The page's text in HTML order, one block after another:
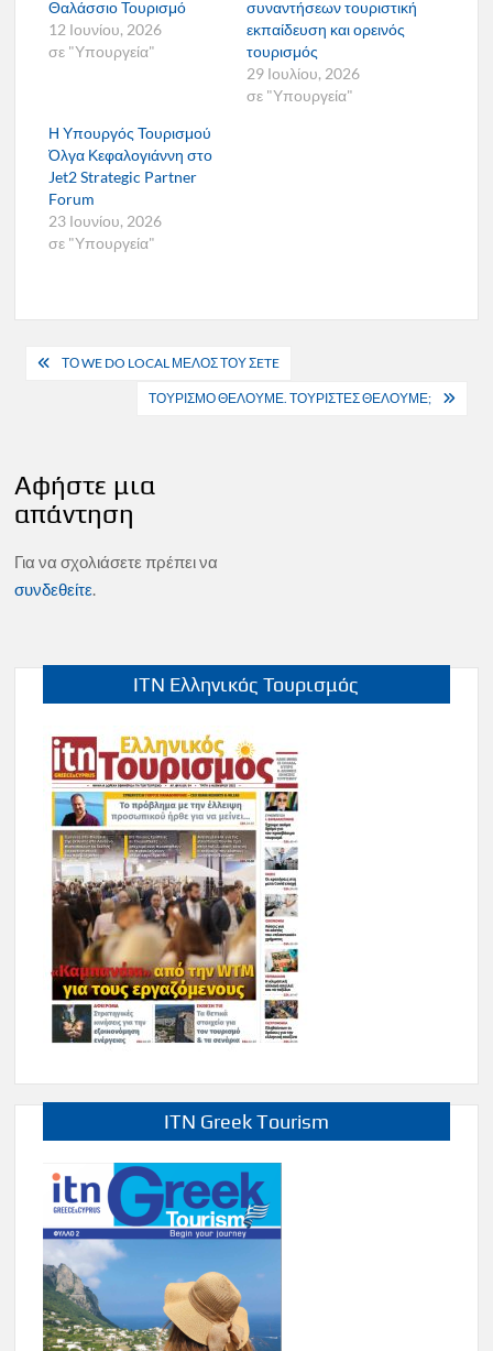
Θαλάσσιο Τουρισμό
12 Ιουνίου, 2026
σε "Υπουργεία"
συναντήσεων τουριστική
εκπαίδευση και ορεινός
τουρισμός
29 Ιουλίου, 2026
σε "Υπουργεία"
Η Υπουργός Τουρισμού
Όλγα Κεφαλογιάννη στο
Jet2 Strategic Partner
Forum
23 Ιουνίου, 2026
σε "Υπουργεία"
Πλοήγηση
ΤΟ WE DO LOCAL ΜΕΛΟΣ ΤΟΥ ΣETE
ΤΟΥΡΙΣΜΟ ΘΕΛΟΥΜΕ. ΤΟΥΡΙΣΤΕΣ ΘΕΛΟΥΜΕ;
Αφήστε μια
απάντηση
Για να σχολιάσετε πρέπει να
συνδεθείτε.
ITN Ελληνικός Τουρισμός
ITN Greek Tourism